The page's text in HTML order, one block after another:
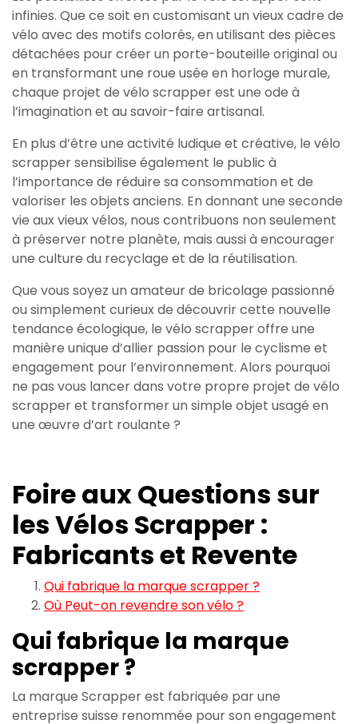
infinies. Que ce soit en customisant un vieux cadre de
vélo avec des motifs colorés, en utilisant des pièces
détachées pour créer un porte-bouteille original ou
en transformant une roue usée en horloge murale,
chaque projet de vélo scrapper est une ode à
l’imagination et au savoir-faire artisanal.
En plus d’être une activité ludique et créative, le vélo
scrapper sensibilise également le public à
l’importance de réduire sa consommation et de
valoriser les objets anciens. En donnant une seconde
vie aux vieux vélos, nous contribuons non seulement
à préserver notre planète, mais aussi à encourager
une culture du recyclage et de la réutilisation.
Que vous soyez un amateur de bricolage passionné
ou simplement curieux de découvrir cette nouvelle
tendance écologique, le vélo scrapper offre une
manière unique d’allier passion pour le cyclisme et
engagement pour l’environnement. Alors pourquoi
ne pas vous lancer dans votre propre projet de vélo
scrapper et transformer un simple objet usagé en
une œuvre d’art roulante ?
Foire aux Questions sur
les Vélos Scrapper :
Fabricants et Revente
Qui fabrique la marque scrapper ?
Où Peut-on revendre son vélo ?
Qui fabrique la marque
scrapper ?
La marque Scrapper est fabriquée par une
entreprise suisse renommée pour son engagement